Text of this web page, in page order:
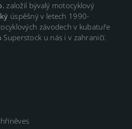
založil bývalý motocyklový
úspěšný v letech 1990-
závodech v kubatuře
Superstock u nás i v zahraničí.